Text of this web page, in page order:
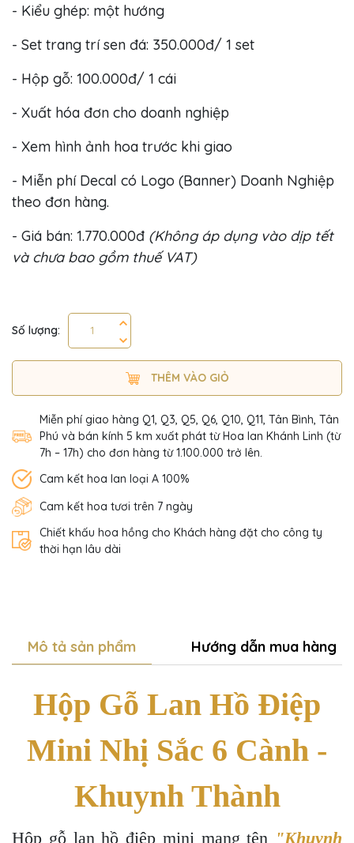
- Kiểu ghép: một hướng
- Set trang trí sen đá: 350.000đ/ 1 set
- Hộp gỗ: 100.000đ/ 1 cái
- Xuất hóa đơn cho doanh nghiệp
- Xem hình ảnh hoa trước khi giao
- Miễn phí Decal có Logo (Banner) Doanh Nghiệp
theo đơn hàng.
- Giá bán: 1.770.000đ (Không áp dụng vào dịp tết
và chưa bao gồm thuế VAT)
Số lượng:
THÊM VÀO GIỎ
Miễn phí giao hàng Q1, Q3, Q5, Q6, Q10, Q11, Tân Bình, Tân
Phú và bán kính 5 km xuất phát từ Hoa lan Khánh Linh (từ
7h – 17h) cho đơn hàng từ 1.100.000 trở lên.
Cam kết hoa lan loại A 100%
Cam kết hoa tươi trên 7 ngày
Chiết khấu hoa hồng cho Khách hàng đặt cho công ty
thời hạn lâu dài
Mô tả sản phẩm Hướng dẫn mua hàng
Hộp Gỗ Lan Hồ Điệp
Mini Nhị Sắc 6 Cành -
Khuynh Thành
Hộp gỗ lan hồ điệp mini mang tên "Khuynh